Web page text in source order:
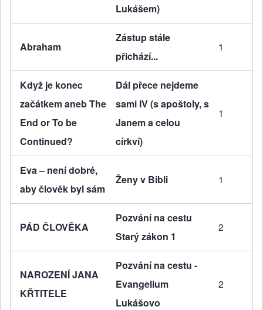
Lukášem)
Abraham
Zástup stále
přichází...
1
Když je konec
začátkem aneb The
End or To be
Continued?
Dál přece nejdeme
sami IV (s apoštoly, s
Janem a celou
církví)
1
Eva – není dobré,
aby člověk byl sám
Ženy v Bibli 1
PÁD ČLOVĚKA
Pozvání na cestu
Starý zákon 1
2
NAROZENÍ JANA
KŘTITELE
Pozvání na cestu -
Evangelium
Lukášovo
2